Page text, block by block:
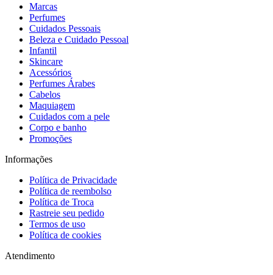
Marcas
Perfumes
Cuidados Pessoais
Beleza e Cuidado Pessoal
Infantil
Skincare
Acessórios
Perfumes Árabes
Cabelos
Maquiagem
Cuidados com a pele
Corpo e banho
Promoções
Informações
Política de Privacidade
Política de reembolso
Política de Troca
Rastreie seu pedido
Termos de uso
Política de cookies
Atendimento